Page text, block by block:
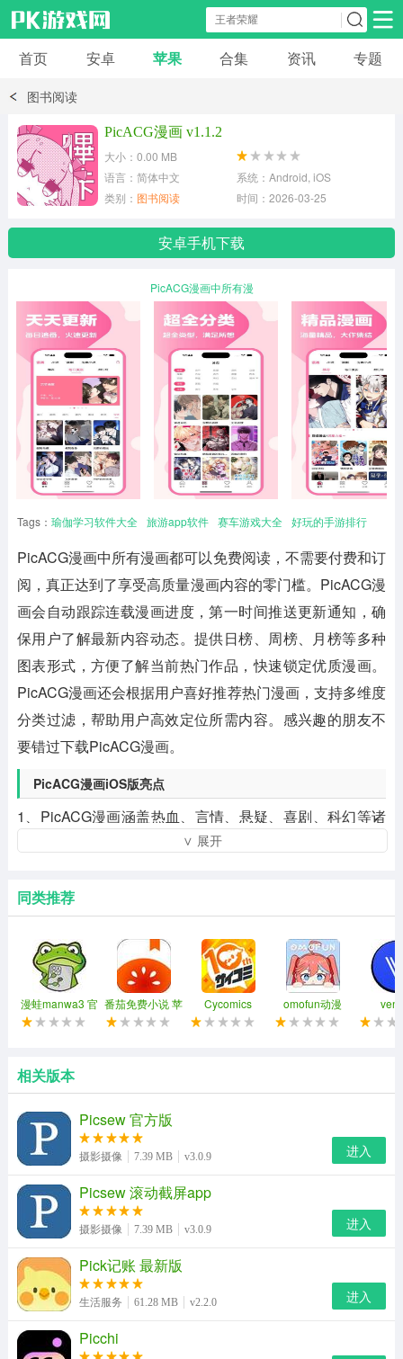
安卓应用 安卓游戏
模拟经营
首页 安卓 苹果 合集 资讯 专题
图书阅读
PicACG漫画 v1.1.2
大小：0.00 MB
语言：简体中文
系统：Android, iOS
类别： 图书阅读 时间：2026-03-25
安卓手机下载
PicACG漫画中所有漫
Tags： 瑜伽学习软件大全 旅游app软件 赛车游戏大全 好玩的手游排行
PicACG漫画中所有漫画都可以免费阅读，不需要付费和订
阅，真正达到了享受高质量漫画内容的零门槛。PicACG漫
画会自动跟踪连载漫画进度，第一时间推送更新通知，确
保用户了解最新内容动态。提供日榜、周榜、月榜等多种
图表形式，方便了解当前热门作品，快速锁定优质漫画。
PicACG漫画还会根据用户喜好推荐热门漫画，支持多维度
分类过滤，帮助用户高效定位所需内容。感兴趣的朋友不
要错过下载PicACG漫画。
PicACG漫画iOS版亮点
1、PicACG漫画涵盖热血、言情、悬疑、喜剧、科幻等诸
多题材。既有经典老作品，也有当下流行的系列，满足不
2、所有漫画均以高清画质呈现，结合智能排版优化、简洁
中，享受一场视觉盛宴。
3、平台全面支持全彩卡通展示，画面细致生动，风格多
样。不仅带来了极致的视觉享受，还提升了故事表现力和
4、系统会根据用户的阅读历史和喜好数据，自动推荐高质
量、高匹配度的漫画作品，帮助用户找到更多符合个人口
味的新内容。
1、支持互动游戏功能:标记、书签、分享、创建个性化书
架和记录阅读偏好。
2、高清图像读取速度优化和自动图像自适应屏幕技术研
究。
3、独立公众平台促进漫画出版和利益交流。
∨ 展开
同类推荐
漫蛙manwa3 官
方链接苹果版
番茄免费小说 苹
果版
Cycomics
omofun动漫
iosv3.0.0最新版
相关版本
Picsew 官方版
摄影摄像 7.39 MB v3.0.9 进入
Picsew 滚动截屏app
摄影摄像 7.39 MB v3.0.9 进入
Pick记账 最新版
生活服务 61.28 MB v2.2.0 进入
Picchi